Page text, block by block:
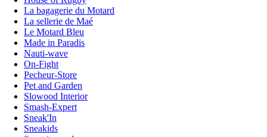
La bagagerie du Motard
La sellerie de Maé
Le Motard Bleu
Made in Paradis
Nauti-wave
On-Fight
Pecheur-Store
Pet and Garden
Slowood Interior
Smash-Expert
Sneak'In
Sneakids